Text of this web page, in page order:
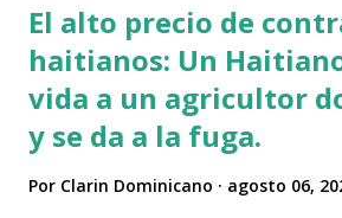
El alto precio de
haitianos: Un
vida a un agricultor
y se da a la fuga.
Por Clarin Dominicano agosto 06,